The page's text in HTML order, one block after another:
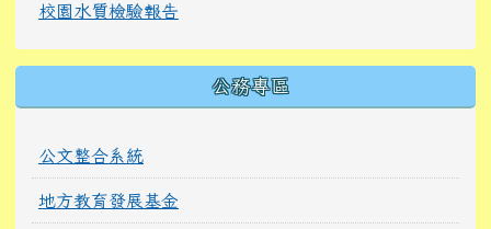
校園水質檢驗報告
公務專區
公文整合系統
地方教育發展基金